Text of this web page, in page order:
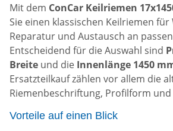
Mit dem ConCar Keilriemen
Sie einen klassischen Keilriemen für
Reparatur und Austausch an
Entscheidend für die Auswahl sind
Breite und die Innenlänge 1450
Ersatzteilkauf zählen vor allem die
Riemenbeschriftung, Profilform und
Vorteile auf einen Blick